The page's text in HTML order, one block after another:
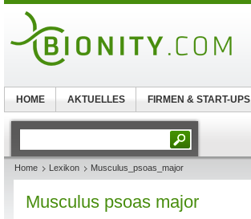
Home Lexikon Musculus_psoas_major
Musculus psoas major
HOME AKTUELLES FIRMEN & START-UPS